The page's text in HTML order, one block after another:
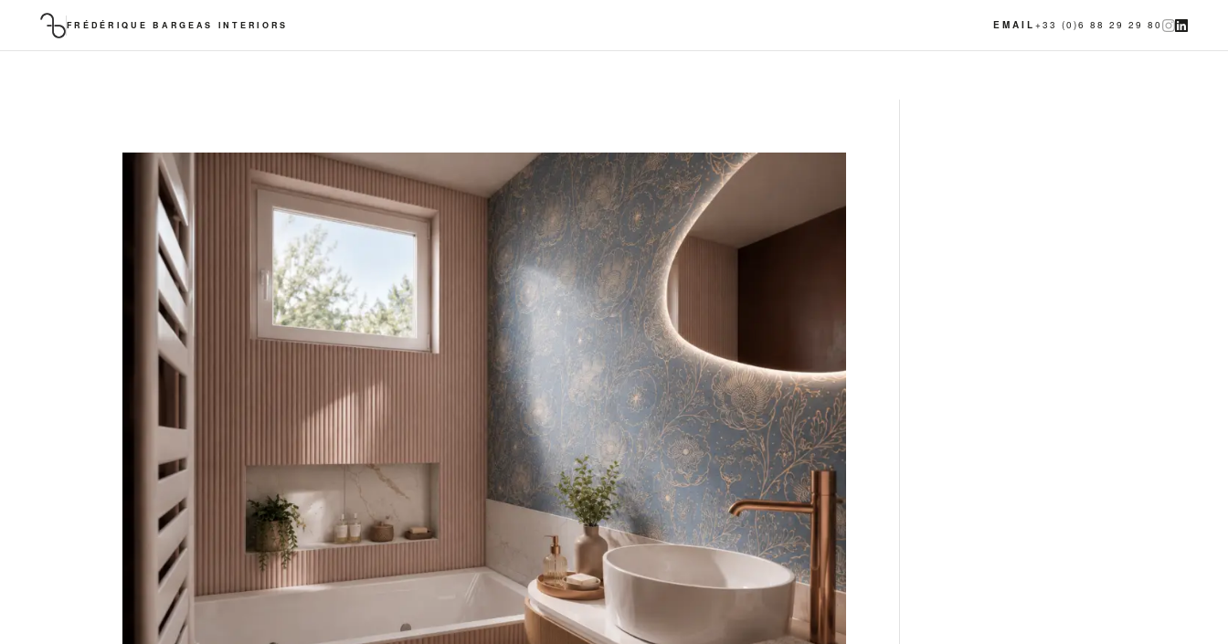
FRÉDÉRIQUE BARGEAS INTERIORS EMAIL +33 (0)6 88 29 29 80